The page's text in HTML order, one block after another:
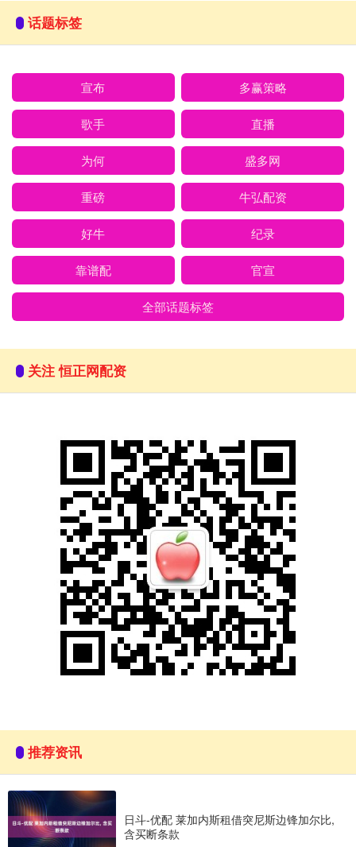
话题标签
宣布 多赢策略
歌手 直播
为何 盛多网
重磅 牛弘配资
好牛 纪录
靠谱配 官宣
全部话题标签
关注 恒正网配资
推荐资讯
日斗-优配 莱加内斯租借突尼斯边锋加尔比,
含买断条款